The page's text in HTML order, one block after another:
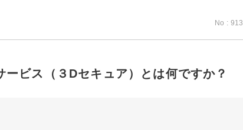
No : 913
ービス（３Dセキュア）とは何ですか？